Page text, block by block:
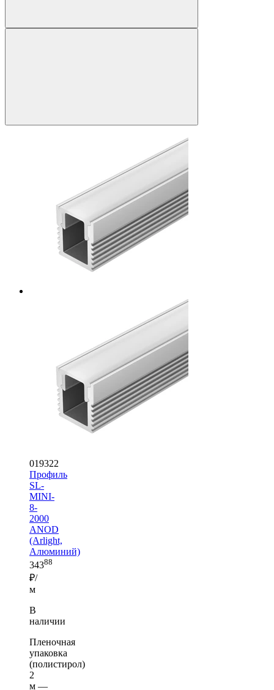
019322
Профиль
SL-
MINI-
8-
2000
ANOD
(Arlight,
Алюминий)
34388
₽/
м
В
наличии
Пленочная
упаковка
(полистирол)
2
м —